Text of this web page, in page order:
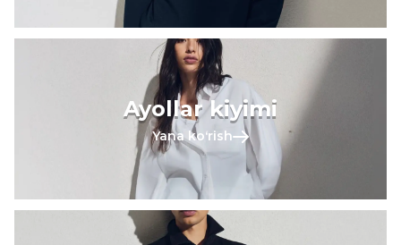
Ayollar kiyimi
Yana koʻrish